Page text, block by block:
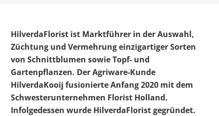
HilverdaFlorist ist Marktführer in der Auswahl,
Züchtung und Vermehrung einzigartiger Sorten
von Schnittblumen sowie Topf- und
Gartenpflanzen. Der Agriware-Kunde
HilverdaKooij fusionierte Anfang 2020 mit dem
Schwesterunternehmen Florist Holland.
Infolgedessen wurde HilverdaFlorist gegründet.